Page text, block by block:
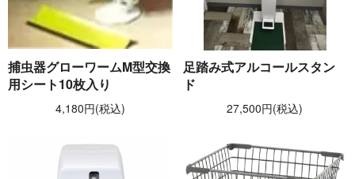
捕虫器グローワームM型交換
用シート10枚入り
4,180円(税込)
足踏み式アルコールスタン
ド
27,500円(税込)